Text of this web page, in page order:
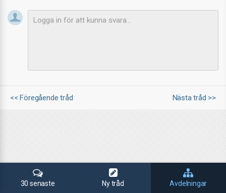
<< Föregående tråd Nästa tråd >>
30 senaste Ny tråd Avdelningar